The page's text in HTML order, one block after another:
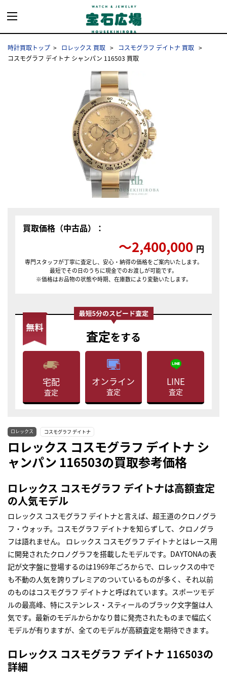
時計買取トップ ロレックス 買取
コスモグラフ デイトナ 買取
コスモグラフ デイトナ シャンパン 116503 買取
買取価格（中古品）：
〜2,400,000 円
専門スタッフが丁寧に査定し、安心・納得の価格をご案内いたします。
最短でその日のうちに現金でのお渡しが可能です。
※価格はお品物の状態や時期、在庫数により変動いたします。
査定をする
宅配
査定
オンライン
査定
LINE
査定
ロレックス コスモグラフ デイトナ
ロレックス コスモグラフ デイトナ シ
ャンパン 116503の買取参考価格
ロレックス コスモグラフ デイトナは高額査定
の人気モデル
ロレックス コスモグラフ デイトナと言えば、超王道のクロノグラ
フ・ウォッチ。コスモグラフ デイトナを知らずして、クロノグラ
フは語れません。 ロレックス コスモグラフ デイトナとはレース用
に開発されたクロノグラフを搭載したモデルです。DAYTONAの表
記が文字盤に登場するのは1969年ごろからで、ロレックスの中で
も不動の人気を誇りプレミアのついているものが多く、それ以前
のものはコスモグラフ デイトナと呼ばれています。スポーツモデ
ルの最高峰、特にステンレス・スティールのブラック文字盤は人
気です。最新のモデルからかなり昔に発売されたものまで幅広く
モデルが有りますが、全てのモデルが高額査定を期待できます。
ロレックス コスモグラフ デイトナ 116503の
詳細